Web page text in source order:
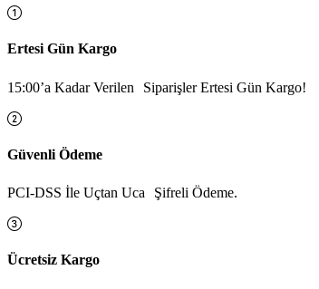
Ertesi Gün Kargo
15:00’a Kadar Verilen Siparişler Ertesi Gün Kargo!
Güvenli Ödeme
PCI-DSS İle Uçtan Uca Şifreli Ödeme.
Ücretsiz Kargo